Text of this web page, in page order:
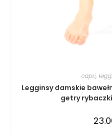
capri,
Legginsy damskie
getry